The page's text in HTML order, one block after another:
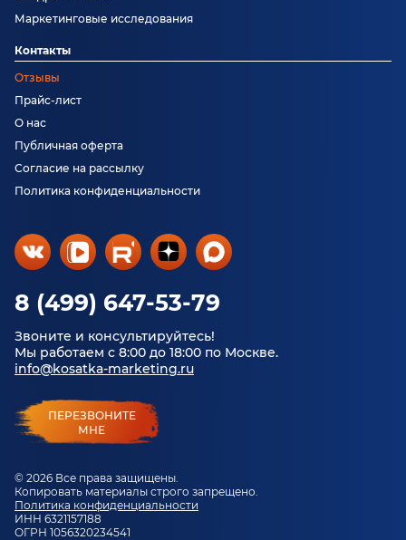
8 (499) 647-53-79
Звоните и консультируйтесь!
Мы работаем с 8:00 до 18:00 по Москве.
info@kosatka-marketing.ru
ПЕРЕЗВОНИТЕ
МНЕ
© 2026 Все права защищены.
Копировать материалы строго запрещено.
Политика конфиденциальности
ИНН 6321157188
ОГРН 1056320234541
Маркетинговые исследования
Контакты
Отзывы
Прайс-лист
О нас
Публичная оферта
Согласие на рассылку
Политика конфиденциальности